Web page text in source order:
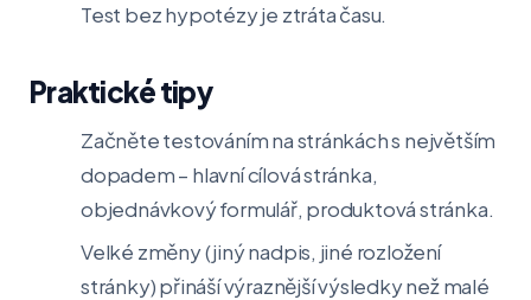
Test bez hypotézy je ztráta času.
Praktické tipy
Začněte testováním na stránkách s největším
dopadem – hlavní cílová stránka,
objednávkový formulář, produktová stránka.
Velké změny (jiný nadpis, jiné rozložení
stránky) přináší výraznější výsledky než malé